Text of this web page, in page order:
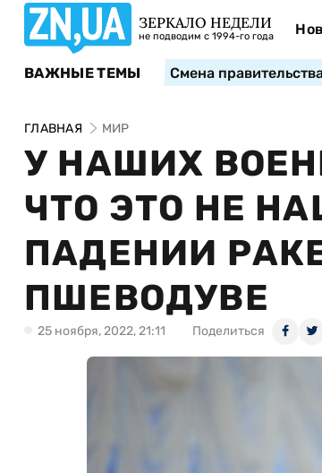
ЗЕРКАЛО НЕДЕЛИ
не подводим с 1994-го года
ВАЖНЫЕ ТЕМЫ Смена
ГЛАВНАЯ МИР
У НАШИХ
ЧТО ЭТО НЕ
ПАДЕНИИ
ПШЕВОДУВЕ
25 ноября, 2022, 21:11 Поделиться